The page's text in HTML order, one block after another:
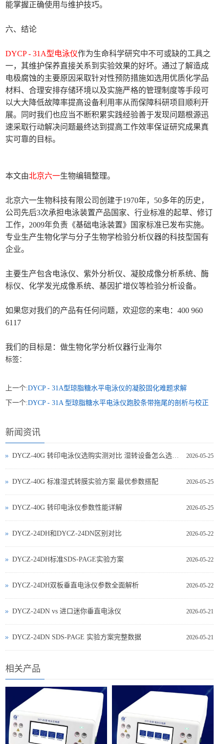
能掌握正确使用与维护技巧。
六、结论
DYCP - 31A型电泳仪作为生命科学研究中不可或缺的工具之
一，其维护保养直接关系到实验效果的好坏。通过了解造成
电极腐蚀的主要原因采取针对性预防措施如选用优质化学品
材料、合理安排存储环境以及实施严格的管理制度等手段可
以大大降低故障率提高设备利用率从而保障科研项目顺利开
展。同时我们也应当不断积累实践经验善于发现问题根源迅
速采取行动解决问题最终达到提高工作效率保证研究成果真
实可靠的目标。
本文由北京六一生物编辑整理。
北京六一生物科技有限公司创建于1970年，50多年的历史，
公司先后3次承担电泳装置产品国家、行业标准的起草、修订
工作，2009年负责《基础电泳装置》国家标准已发布实施。
专业生产生物化学与分子生物学检验分析仪器的科技型国有
企业。
主要生产包含电泳仪、紫外分析仪、凝胶成像分析系统、酶
标仪、化学发光成像系统、基因扩增仪等检验分析设备。
如果您对我们的产品有任何问题，欢迎您的来电：400 960
6117
我们的目标是：做生物化学分析仪器行业海尔
标签：
上一个:DYCP - 31A型琼脂糖水平电泳仪的凝胶固化难题求解
下一个:DYCP - 31A 型琼脂糖水平电泳仪跑胶条带拖尾的剖析与校正
新闻资讯
2026-05-25
DYCZ-40G 转印电泳仪选购实测对比 湿转设备怎么选不踩坑
2026-05-25
DYCZ-40G 标准湿式转膜实验方案 最优参数搭配
2026-05-25
DYCZ-40G 转印电泳仪参数性能详解
2026-05-22
DYCZ-24DH和DYCZ-24DN区别对比
2026-05-22
DYCZ-24DH标准SDS-PAGE实验方案
2026-05-22
DYCZ-24DH双板垂直电泳仪参数全面解析
2026-05-21
DYCZ‑24DN vs 进口迷你垂直电泳仪
2026-05-21
DYCZ‑24DN SDS‑PAGE 实验方案完整数据
相关产品